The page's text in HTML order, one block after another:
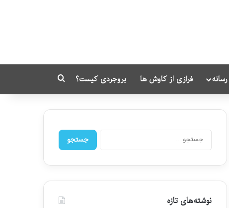
رسانه فرازی از کاوش ها بروجردی کیست؟
ج
س
ج
نوشته‌های تازه